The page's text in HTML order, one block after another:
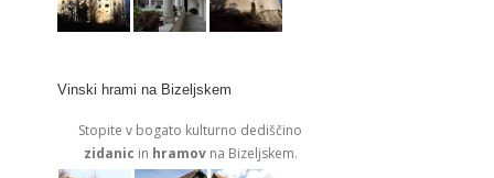
Vinski hrami na Bizeljskem
Stopite v bogato kulturno dediščino
zidanic in hramovna Bizeljskem.